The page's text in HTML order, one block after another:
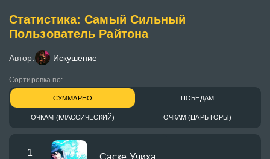
Статистика: Самый Сильный
Пользователь Райтона
Автор: Искушение
Сортировка по:
СУММАРНО ПОБЕДАМ
ОЧКАМ (КЛАССИЧЕСКИЙ) ОЧКАМ (ЦАРЬ ГОРЫ)
1 Саске Учиха